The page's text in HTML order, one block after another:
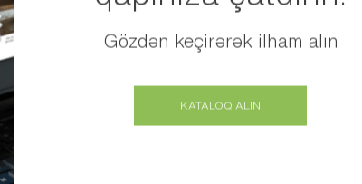
Gözdən keçirərək ilham alın
KATALOQ ALIN